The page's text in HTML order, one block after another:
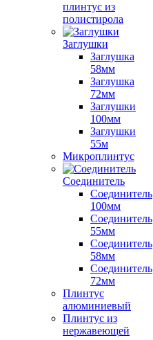
плинтус из
полистирола
Заглушки
Заглушка
58мм
Заглушка
72мм
Заглушки
100мм
Заглушки
55м
Микроплинтус
Соединитель
Соединитель
100мм
Соединитель
55мм
Соединитель
58мм
Соединитель
72мм
Плинтус
алюминиевый
Плинтус из
нержавеющей